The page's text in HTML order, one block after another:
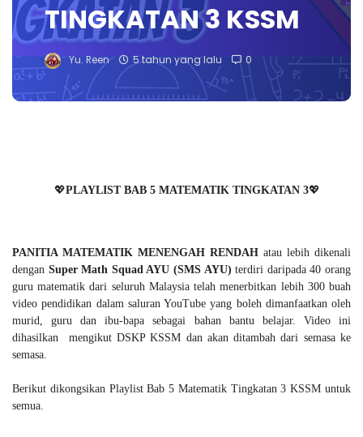
TINGKATAN 3 KSSM
Yu. Reen 5 tahun yang lalu 0
💖PLAYLIST BAB 5 MATEMATIK TINGKATAN 3💖
PANITIA MATEMATIK MENENGAH RENDAH atau lebih dikenali
dengan Super Math Squad AYU (SMS AYU) terdiri daripada 40 orang
guru matematik dari seluruh Malaysia telah menerbitkan lebih 300 buah
video pendidikan dalam saluran YouTube yang boleh dimanfaatkan oleh
murid, guru dan ibu-bapa sebagai bahan bantu belajar. Video ini
dihasilkan mengikut DSKP KSSM dan akan ditambah dari semasa ke
semasa.
Berikut dikongsikan Playlist Bab 5 Matematik Tingkatan 3 KSSM untuk
semua.